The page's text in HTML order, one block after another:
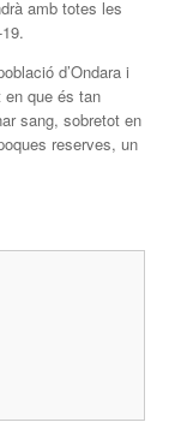
amb totes les
d’Ondara i
que és tan
sang, sobretot en
reserves, un